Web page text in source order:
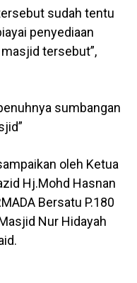
sudah tentu
penyediaan
tersebut”,
sumbangan
oleh Ketua
Hj.Mohd Hasnan
Bersatu P.180
Nur Hidayah